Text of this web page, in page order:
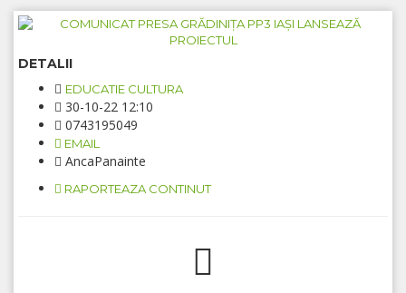
DETALII
EDUCATIE CULTURA
30-10-22 12:10
0743195049
EMAIL
AncaPanainte
RAPORTEAZA CONTINUT